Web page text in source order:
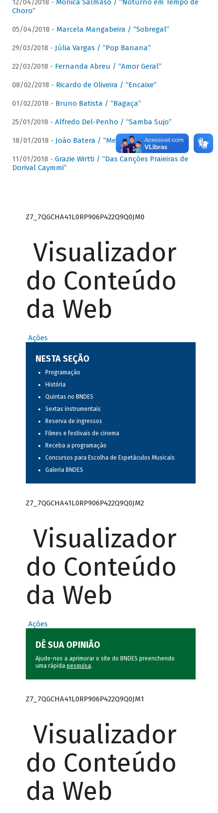
12/04/2018 - Mônica Salmaso / “Noturno em Tempo de
Choro”
05/04/2018 - Marcela Mangabeira / “Sobregal”
29/03/2018 - Júlia Vargas / “Pop Banana”
22/03/2018 - Fernanda Abreu / “Amor Geral”
08/02/2018 - Ricardo de Oliveira / “Encaixe”
01/02/2018 - Bruno Batista / “Bagaça”
25/01/2018 - Alfredo Del-Penho / “Samba Sujo”
18/01/2018 - João Batera / “Meu Pandeiro”
11/01/2018 - Grazie Wirtti / “Das Canções Praieiras de
Dorival Caymmi”
Z7_7QGCHA41L0RP906P422Q9Q0JM0
Visualizador
do Conteúdo
da Web
Ações
NESTA SEÇÃO
Programação
História
Quintas no BNDES
Sextas instrumentais
Reserva de ingressos
Filmes e festivais de cinema
Receba a programação
Concursos para Escolha de Espetáculos Musicais
Galeria BNDES
Z7_7QGCHA41L0RP906P422Q9Q0JM2
Visualizador
do Conteúdo
da Web
Ações
DÊ SUA OPINIÃO
Ajude-nos a aprimorar o site do BNDES preenchendo
uma rápida pesquisa.
Z7_7QGCHA41L0RP906P422Q9Q0JM1
Visualizador
do Conteúdo
da Web